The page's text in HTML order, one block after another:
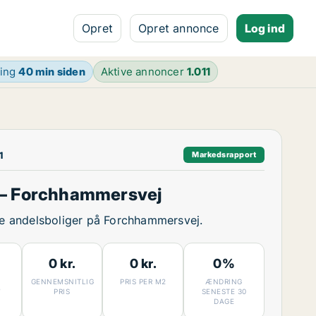
Opret Opret annonce Log ind
40 min siden Aktive annoncer1.011
Markedsrapport
Forchhammersvej
andelsboliger på Forchhammersvej.
0 kr.
GENNEMSNITLIG
PRIS
0 kr.
PRIS PER M2
0%
ÆNDRING
SENESTE 30
DAGE